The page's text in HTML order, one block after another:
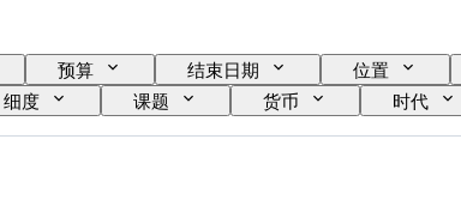
预算 结束日期 位置
细度 课题 货币 时代